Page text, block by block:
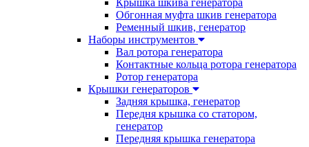
Крышка шкива генератора
Обгонная муфта шкив генератора
Ременный шкив, генератор
Наборы инструментов
Вал ротора генератора
Контактные кольца ротора генератора
Ротор генератора
Крышки генераторов
Задняя крышка, генератор
Передня крышка со статором,
генератор
Передняя крышка генератора